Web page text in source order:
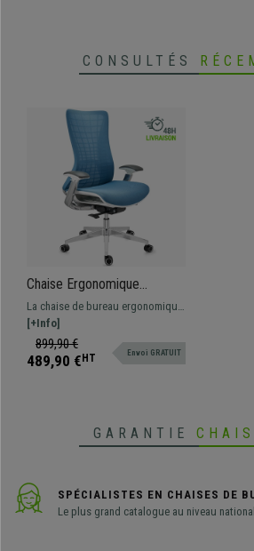
CONSULTÉS
Chaise Ergonomique
ENERGY, Design Unique,
Excellente Qualité, en Maille,
Bleu
La chaise de bureau ergonomique
ENERGY est 100% exclusive :
design moderne, excellente
qualité, et confort optimal.
[+Info]
899,90 €
489,90 € HT Envoi GRATUIT
GARANTIE
SPÉCIALISTES EN CHAISES DE
Le plus grand catalogue au niveau national